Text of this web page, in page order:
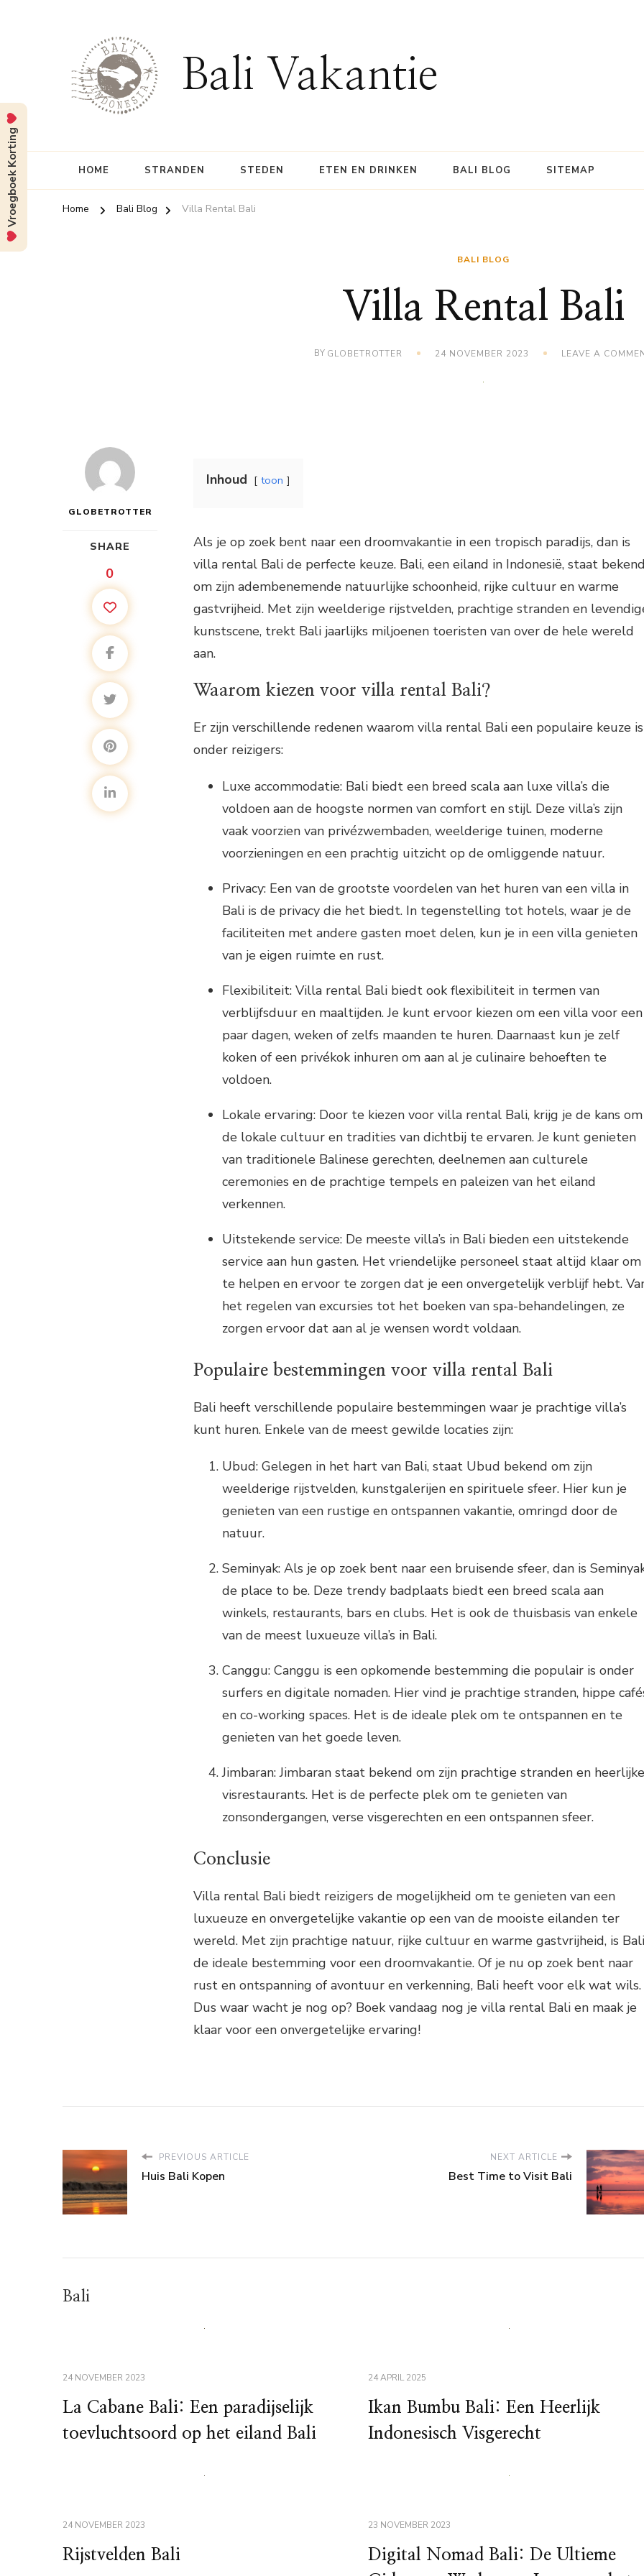
Bali Vakantie
HOME STRANDEN STEDEN ETEN EN DRINKEN BALI BLOG SITEMAP
Home Bali Blog Villa Rental Bali
BALI BLOG
Villa Rental Bali
BY GLOBETROTTER 24 NOVEMBER 2023 LEAVE A
GLOBETROTTER
SHARE
0
Inhoud toon
Als je op zoek bent naar een droomvakantie in een tropisch paradijs, dan is
villa rental Bali de perfecte keuze. Bali, een eiland in Indonesië, staat
om zijn adembenemende natuurlijke schoonheid, rijke cultuur en warme
gastvrijheid. Met zijn weelderige rijstvelden, prachtige stranden en
kunstscene, trekt Bali jaarlijks miljoenen toeristen van over de hele wereld
aan.
Waarom kiezen voor villa rental Bali?
Er zijn verschillende redenen waarom villa rental Bali een populaire keuze is
onder reizigers:
Luxe accommodatie: Bali biedt een breed scala aan luxe villa’s die
voldoen aan de hoogste normen van comfort en stijl. Deze villa’s zijn
vaak voorzien van privézwembaden, weelderige tuinen, moderne
voorzieningen en een prachtig uitzicht op de omliggende natuur.
Privacy: Een van de grootste voordelen van het huren van een villa in
Bali is de privacy die het biedt. In tegenstelling tot hotels, waar je de
faciliteiten met andere gasten moet delen, kun je in een villa genieten
van je eigen ruimte en rust.
Flexibiliteit: Villa rental Bali biedt ook flexibiliteit in termen van
verblijfsduur en maaltijden. Je kunt ervoor kiezen om een villa voor een
paar dagen, weken of zelfs maanden te huren. Daarnaast kun je zelf
koken of een privékok inhuren om aan al je culinaire behoeften te
voldoen.
Lokale ervaring: Door te kiezen voor villa rental Bali, krijg je de kans om
de lokale cultuur en tradities van dichtbij te ervaren. Je kunt genieten
van traditionele Balinese gerechten, deelnemen aan culturele
ceremonies en de prachtige tempels en paleizen van het eiland
verkennen.
Uitstekende service: De meeste villa’s in Bali bieden een uitstekende
service aan hun gasten. Het vriendelijke personeel staat altijd klaar om
te helpen en ervoor te zorgen dat je een onvergetelijk verblijf hebt.
het regelen van excursies tot het boeken van spa-behandelingen, ze
zorgen ervoor dat aan al je wensen wordt voldaan.
Populaire bestemmingen voor villa rental Bali
Bali heeft verschillende populaire bestemmingen waar je prachtige villa’s
kunt huren. Enkele van de meest gewilde locaties zijn:
Ubud: Gelegen in het hart van Bali, staat Ubud bekend om zijn
weelderige rijstvelden, kunstgalerijen en spirituele sfeer. Hier kun je
genieten van een rustige en ontspannen vakantie, omringd door de
natuur.
Seminyak: Als je op zoek bent naar een bruisende sfeer, dan is
de place to be. Deze trendy badplaats biedt een breed scala aan
winkels, restaurants, bars en clubs. Het is ook de thuisbasis van enkele
van de meest luxueuze villa’s in Bali.
Canggu: Canggu is een opkomende bestemming die populair is onder
surfers en digitale nomaden. Hier vind je prachtige stranden, hippe
en co-working spaces. Het is de ideale plek om te ontspannen en te
genieten van het goede leven.
Jimbaran: Jimbaran staat bekend om zijn prachtige stranden en heerlijke
visrestaurants. Het is de perfecte plek om te genieten van
zonsondergangen, verse visgerechten en een ontspannen sfeer.
Conclusie
Villa rental Bali biedt reizigers de mogelijkheid om te genieten van een
luxueuze en onvergetelijke vakantie op een van de mooiste eilanden ter
wereld. Met zijn prachtige natuur, rijke cultuur en warme gastvrijheid, is Bali
de ideale bestemming voor een droomvakantie. Of je nu op zoek bent naar
rust en ontspanning of avontuur en verkenning, Bali heeft voor elk wat wils.
Dus waar wacht je nog op? Boek vandaag nog je villa rental Bali en maak je
klaar voor een onvergetelijke ervaring!
PREVIOUS ARTICLE
Huis Bali Kopen
NEXT ARTICLE
Best Time to Visit Bali
Bali
24 NOVEMBER 2023
La Cabane Bali: Een paradijselijk
toevluchtsoord op het eiland Bali
24 APRIL 2025
Ikan Bumbu Bali: Een Heerlijk
Indonesisch Visgerecht
24 NOVEMBER 2023
Rijstvelden Bali
23 NOVEMBER 2023
Digital Nomad Bali: De Ultieme
Vroegboek Korting